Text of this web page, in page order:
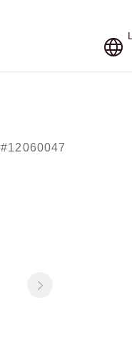
#12060047